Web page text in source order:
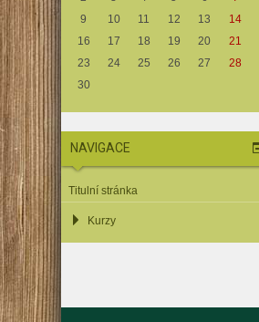
9
10 11 12 13 14
16
17 18 19 20 21
23
24 25 26 27 28
30
NAVIGACE
Titulní stránka
Kurzy